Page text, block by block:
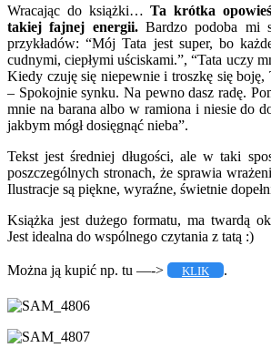
Wracając do książki… Ta krótka
takiej fajnej energii.Bardzo podoba mi
przykładów: “Mój Tata jest super, bo
cudnymi, ciepłymi uściskami.”, “Tata uczy
Kiedy czuję się niepewnie i troszkę się boję,
– Spokojnie synku. Na pewno dasz radę.
mnie na barana albo w ramiona i niesie do
jakbym mógł dosięgnąć nieba”.
Tekst jest średniej długości, ale w taki
poszczególnych stronach, że sprawia
Ilustracje są piękne, wyraźne, świetnie
Książka jest dużego formatu, ma twardą
Jest idealna do wspólnego czytania z tatą :)
Można ją kupić np. tu —-> KLIK .